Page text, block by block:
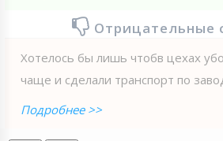
Отрицательные
Хотелось бы лишь чтобв цехах
чаще и сделали транспорт по
Подробнее >>